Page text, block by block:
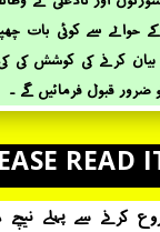
حؤالے سے کوئی بات
کرنے کی کوشش کی کی
قبول فرمائیں گے ۔
READ
کرنے سے پہلے